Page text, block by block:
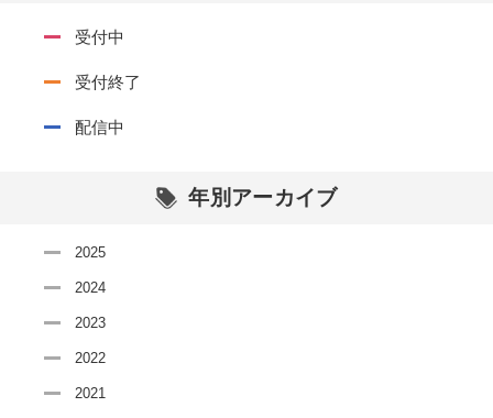
受付中
受付終了
配信中
年別アーカイブ
2025
2024
2023
2022
2021